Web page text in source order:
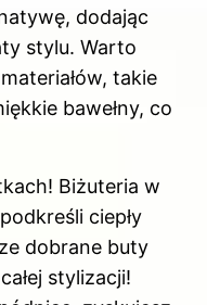
dodając
stylu. Warto
takie
bawełny, co
Biżuteria w
ciepły
dobrane buty
stylizacji!